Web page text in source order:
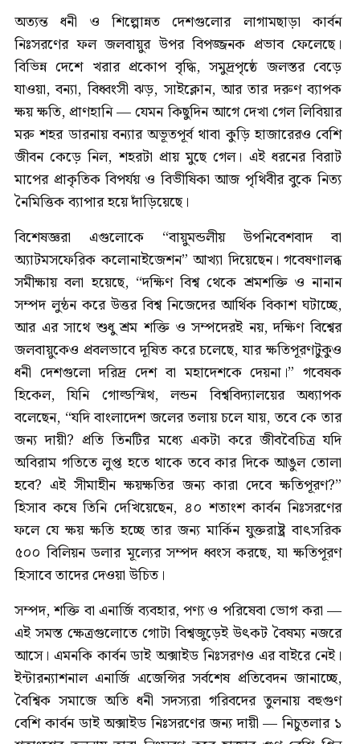
অত্যন্ত ধনী ও শিল্পোন্নত দেশগুলোর লাগামছাড়া কার্বন
নিঃসরণের ফল জলবায়ুর উপর বিপজ্জনক প্রভাব ফেলেছে।
বিভিন্ন দেশে খরার প্রকোপ বৃদ্ধি, সমুদ্রপৃষ্ঠে জলস্তর বেড়ে
যাওয়া, বন্যা, বিধ্বংসী ঝড়, সাইক্লোন, আর তার দরুণ ব্যাপক
ক্ষয় ক্ষতি, প্রাণহানি — যেমন কিছুদিন আগে দেখা গেল লিবিয়ার
মরু শহর ডারনায় বন্যার অভূতপূর্ব থাবা কুড়ি হাজারেরও বেশি
জীবন কেড়ে নিল, শহরটা প্রায় মুছে গেল। এই ধরনের বিরাট
মাপের প্রাকৃতিক বিপর্যয় ও বিভীষিকা আজ পৃথিবীর বুকে নিত্য
নৈমিত্তিক ব্যাপার হয়ে দাঁড়িয়েছে।
বিশেষজ্ঞরা এগুলোকে “বায়ুমন্ডলীয় উপনিবেশবাদ বা
অ্যাটমসফেরিক কলোনাইজেশন” আখ্যা দিয়েছেন। গবেষণালব্ধ
সমীক্ষায় বলা হয়েছে, “দক্ষিণ বিশ্ব থেকে শ্রমশক্তি ও নানান
সম্পদ লুন্ঠন করে উত্তর বিশ্ব নিজেদের আর্থিক বিকাশ ঘটাচ্ছে,
আর এর সাথে শুধু শ্রম শক্তি ও সম্পদেরই নয়, দক্ষিণ বিশ্বের
জলবায়ুকেও প্রবলভাবে দূষিত করে চলেছে, যার ক্ষতিপূরণটুকুও
ধনী দেশগুলো দরিদ্র দেশ বা মহাদেশকে দেয়না।” গবেষক
হিকেল, যিনি গোল্ডস্মিথ, লন্ডন বিশ্ববিদ্যালয়ের অধ্যাপক
বলেছেন, “যদি বাংলাদেশ জলের তলায় চলে যায়, তবে কে তার
জন্য দায়ী? প্রতি তিনটির মধ্যে একটা করে জীববৈচিত্র যদি
অবিরাম গতিতে লুপ্ত হতে থাকে তবে কার দিকে আঙুল তোলা
হবে? এই সীমাহীন ক্ষয়ক্ষতির জন্য কারা দেবে ক্ষতিপূরণ?”
হিসাব কষে তিনি দেখিয়েছেন, ৪০ শতাংশ কার্বন নিঃসরণের
ফলে যে ক্ষয় ক্ষতি হচ্ছে তার জন্য মার্কিন যুক্তরাষ্ট্র বাৎসরিক
৫০০ বিলিয়ন ডলার মূল্যের সম্পদ ধ্বংস করছে, যা ক্ষতিপূরণ
হিসাবে তাদের দেওয়া উচিত।
সম্পদ, শক্তি বা এনার্জি ব্যবহার, পণ্য ও পরিষেবা ভোগ করা —
এই সমস্ত ক্ষেত্রগুলোতে গোটা বিশ্বজুড়েই উৎকট বৈষম্য নজরে
আসে। এমনকি কার্বন ডাই অক্সাইড নিঃসরণও এর বাইরে নেই।
ইন্টারন্যাশনাল এনার্জি এজেন্সির সর্বশেষ প্রতিবেদন জানাচ্ছে,
বৈশ্বিক সমাজে অতি ধনী সদস্যরা গরিবদের তুলনায় বহুগুণ
বেশি কার্বন ডাই অক্সাইড নিঃসরণের জন্য দায়ী — নিচুতলার ১